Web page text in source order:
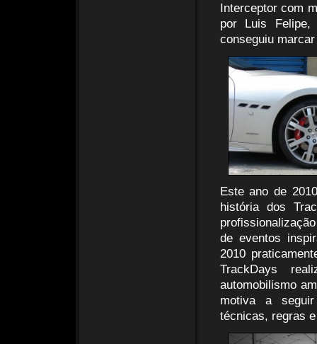
Interceptor com
por Luis
conseguiu
Este ano de
história dos
de eventos
2010
TrackDays
automobilismo
motiva a
técnicas, regras